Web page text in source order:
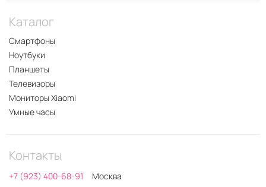
Каталог
Смартфоны
Ноутбуки
Планшеты
Телевизоры
Мониторы Xiaomi
Умные часы
Контакты
+7 (923) 400-68-91
Москва